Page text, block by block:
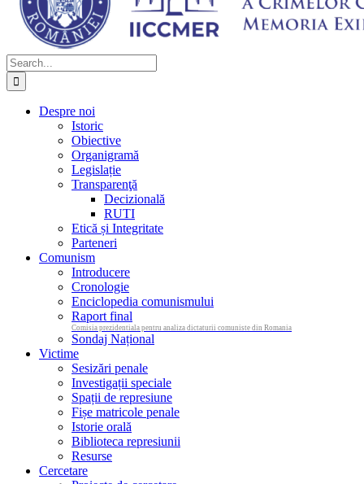
Search
for:
Despre noi
Istoric
Obiective
Organigramă
Legislație
Transparenţă
Decizională
RUTI
Etică și Integritate
Parteneri
Comunism
Introducere
Cronologie
Enciclopedia comunismului
Raport final
Comisia prezidentiala pentru analiza dictaturii comuniste din Romania
Sondaj Național
Victime
Sesizări penale
Investigații speciale
Spații de represiune
Fișe matricole penale
Istorie orală
Biblioteca represiunii
Resurse
Cercetare